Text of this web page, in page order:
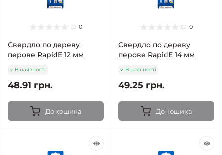
0
Свердло по дереву
перове RapidE 12 мм
В наявності
48.91 грн.
До кошика
0
Свердло по дереву
перове RapidE 14 мм
В наявності
49.25 грн.
До кошика